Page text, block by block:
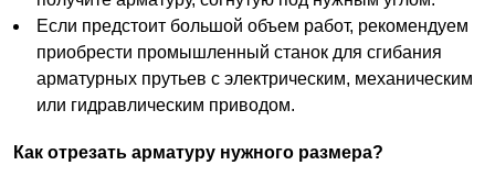
Если предстоит большой объем работ, рекомендуем
приобрести промышленный станок для сгибания
арматурных прутьев с электрическим, механическим
или гидравлическим приводом.
Как отрезать арматуру нужного размера?